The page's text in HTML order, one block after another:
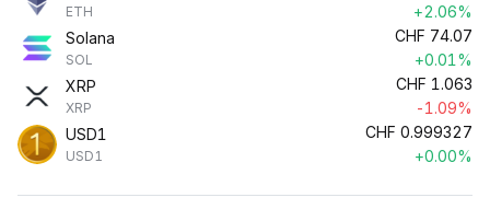
ETH
+2.06%
Solana
SOL
CHF 74.07
+0.01%
XRP
XRP
CHF 1.063
-1.09%
USD1
USD1
CHF 0.999327
+0.00%